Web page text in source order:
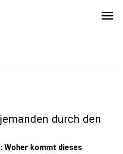
menu
durch den
Woher kommt dieses